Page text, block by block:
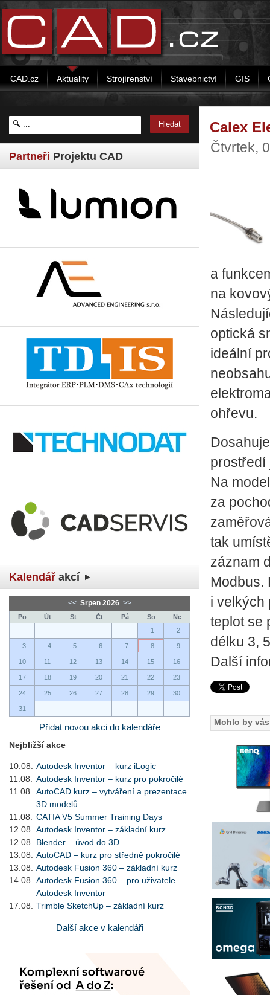
CAD.cz Aktuality Strojírenství Stavebnictví GIS
Partneři Projektu CAD
Kalendář akcí
<< Srpen 2026 >>
Po Út St Čt Pá So
Ne
1
2
3 4 5 6 7 8 9
10 11 12 13 14 15 16
17 18 19 20 21 22 23
24 25 26 27 28 29 30
31
Přidat novou akci do kalendáře
Nejbližší akce
10.08.
Autodesk Inventor – kurz iLogic
11.08.
Autodesk Inventor – kurz pro pokročilé
11.08.
AutoCAD kurz – vytváření a prezentace
3D modelů
11.08.
CATIA V5 Summer Training Days
12.08.
Autodesk Inventor – základní kurz
12.08.
Blender – úvod do 3D
13.08.
AutoCAD – kurz pro středně pokročilé
13.08.
Autodesk Fusion 360 – základní kurz
14.08.
Autodesk Fusion 360 – pro uživatele
Autodesk Inventor
17.08.
Trimble SketchUp – základní kurz
Další akce v kalendáři
Calex
Čtvrtek,
a
na
optická
ideální
ohřevu.
prostředí
Na
za
tak
záznam
Modbus.
i velkých
teplot se
délku 3,
Další
Mohlo by